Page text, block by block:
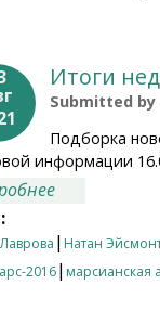
Итоги
Submitted by
Подборка
информации
| Натан
2016| марсианская